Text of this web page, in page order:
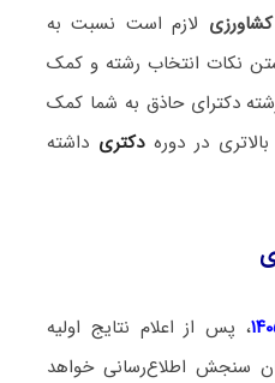
لازم است نسبت به
نکات انتخاب رشته و کمک
دکترای حاذق به شما کمک
در دورهدکتری داشته
، پس از اعلام نتایج اولیه
سنجش اطلاع‌رسانی خواهد